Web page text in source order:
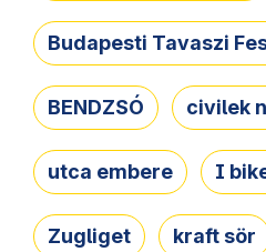
Budapesti Tavaszi
BENDZSÓ civilek
utca embere I
Zugliget kraft sör